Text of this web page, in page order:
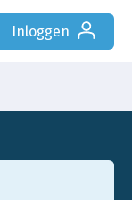
Inloggen